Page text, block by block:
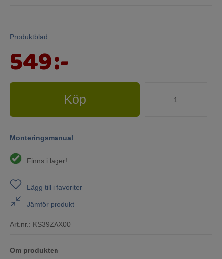
Produktblad
549:-
Köp
Monteringsmanual
Finns i lager!
Lägg till i favoriter
Jämför produkt
Art.nr.: KS39ZAX00
Om produkten